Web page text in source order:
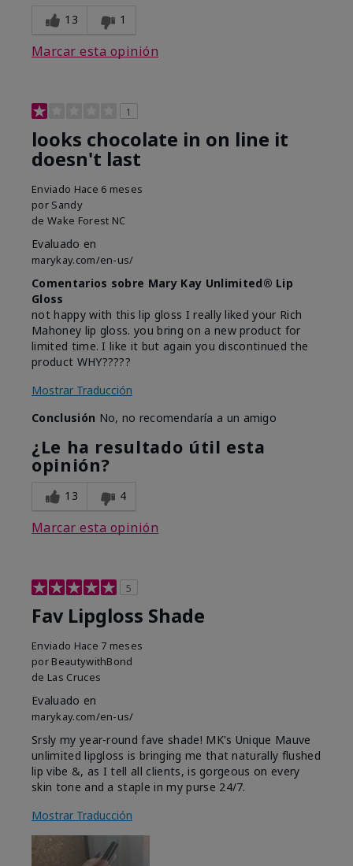
13 1
Marcar esta opinión
1
looks chocolate in on line it
doesn't last
Enviado Hace 6 meses
por Sandy
de Wake Forest NC
Evaluado en
marykay.com/en-us/
Comentarios sobre Mary Kay Unlimited® Lip
Gloss
not happy with this lip gloss I really liked your Rich
Mahoney lip gloss. you bring on a new product for
limited time. I like it but again you discontinued the
product WHY?????
Mostrar Traducción
Conclusión No, no recomendaría a un amigo
¿Le ha resultado útil esta
opinión?
13 4
Marcar esta opinión
5
Fav Lipgloss Shade
Enviado Hace 7 meses
por BeautywithBond
de Las Cruces
Evaluado en
marykay.com/en-us/
Srsly my year-round fave shade! MK's Unique Mauve
unlimited lipgloss is bringing me that naturally flushed
lip vibe &, as I tell all clients, is gorgeous on every
skin tone and a staple in my purse 24/7.
Mostrar Traducción